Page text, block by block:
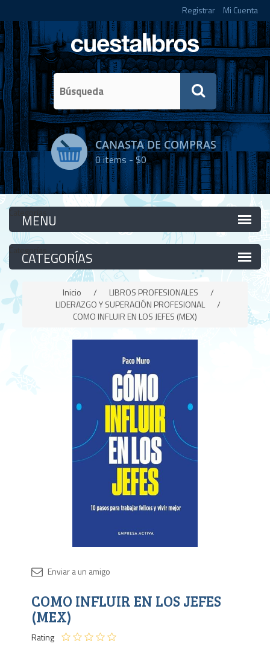
Registrar Mi Cuenta
CANASTA DE COMPRAS
0items -$0
Categorías
Categorías
Inicio / LIBROS PROFESIONALES
/
LIDERAZGO Y SUPERACIÓN PROFESIONAL
/
COMO INFLUIR EN LOS JEFES (MEX)
COMO INFLUIR EN LOS JEFES
(MEX)
Rating